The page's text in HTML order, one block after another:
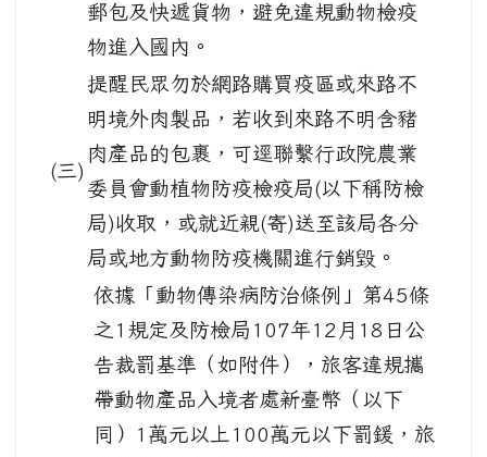
郵包及快遞貨物，避免違規動物檢疫
物進入國內。
(三)
提醒民眾勿於網路購買疫區或來路不
明境外肉製品，若收到來路不明含豬
肉產品的包裹，可逕聯繫行政院農業
委員會動植物防疫檢疫局(以下稱防檢
局)收取，或就近親(寄)送至該局各分
局或地方動物防疫機關進行銷毀。
依據「動物傳染病防治條例」第45條
之1規定及防檢局107年12月18日公
告裁罰基準（如附件），旅客違規攜
帶動物產品入境者處新臺幣（以下
同）1萬元以上100萬元以下罰鍰，旅